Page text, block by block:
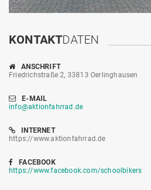
KONTAKTDATEN
ANSCHRIFT
Friedrichstraße 2, 33813 Oerlinghausen
E-MAIL
info@aktionfahrrad.de
INTERNET
https://www.aktionfahrrad.de
FACEBOOK
https://www.facebook.com/schoolbikers